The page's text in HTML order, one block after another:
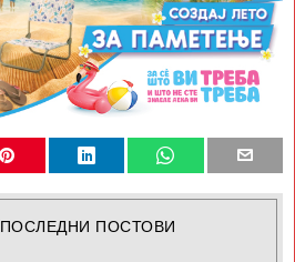
ПОСЛЕДНИ ПОСТОВИ